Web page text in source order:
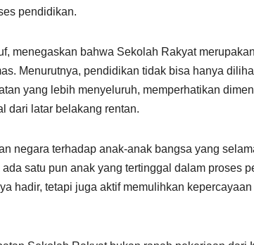
pendidikan.
menegaskan bahwa Sekolah Rakyat
Menurutnya, pendidikan tidak bisa hanya
yang lebih menyeluruh, memperhatikan
dari latar belakang rentan.
negara terhadap anak-anak bangsa yang
satu pun anak yang tertinggal dalam proses
hadir, tetapi juga aktif memulihkan